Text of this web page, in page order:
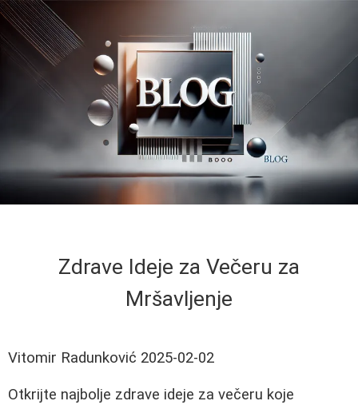
Zdrave Ideje za Večeru za
Mršavljenje
Vitomir Radunković 2025-02-02
Otkrijte najbolje zdrave ideje za večeru koje